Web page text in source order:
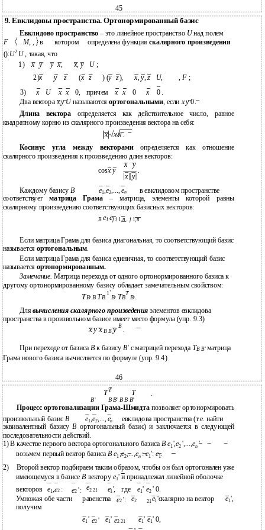
45
9. Евклидовы пространства. Ортонормированный базис
Евклидово пространство– это линейное пространство Uнад полем
F
M, , , в котором определена функция скалярного произведения
():U2 U, такая, что
1) x y y x, x, y U ;
2)x y z (x z ) (y z), x, y, z U, F ;
3)
x U x x 0, причем x x 0 x
0
Два вектора x,y Uназываются ортогональными , если x y0.
Длина вектора определяется как действительное число, равное
квадратному корню из скалярного произведения вектора на себя:
x x x.
Косинус угла между векторамиопределяется как отношение
скалярного произведения к произведению длин векторов:
x
y
cosx y .
x y
Каждому базису B e1 ,e2 en в евклидовом пространстве
соответствуетматрица Грама– матрица, элементы которой равны
скалярному произведению соответствующих базисных векторов:
Bei ej i 1,n .j 1,n
Если матрица Грама для базиса диагональная, то соответствующий базис
называется ортогональным.
Если матрица Грама для базиса единичная, то соответствующий базис
называется ортонормированным.
Замечание.Матрица перехода от одного ортонормированного базиса к
другому ортонормированному базису обладает замечательным свойством:
TB'B TB
1`
B' TB
T
B'.
Длявычисления скалярного произведенияэлементов евклидова
пространства в произвольном базисе имеет место формула (упр. 9.3)
x y x B By B .
При переходе от базиса Bк базису B' с матрицей перехода TB B' матрица
Грама нового базиса вычисляется по формуле (упр. 9.4)
46
B'
TT T .
B B' B B B'
Процесс ортогонализации Грама-Шмидта позволяет ортонормировать
произвольный базис B e1 e2 en евклидова пространства (т.е. найти
эквивалентный базисуB ортогональный базис) и заключается в следующей
последовательности действий.
1) В качестве первого вектора ортогонального базисаB e1',e2 ',...,en '
возьмем первый вектор базисаB e1,e2,...,en :e1':e1.
2) Второй вектор подбираем таким образом, чтобы он был ортогонален уже
имеющемуся в базисеB вектору e1' и принадлежал линейной оболочке
векторов e1 e2 : e2 ': e2 21 e1', где e1' e2 ' 0.
Умножая обе части равенства e2 ': e2 21e1'скалярно на вектор e1',
получим
e1' e2 ' e1' e2 21 e1' e1' 0,